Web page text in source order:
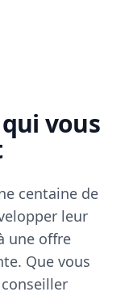
vous
centaine de
leur
une offre
Que vous